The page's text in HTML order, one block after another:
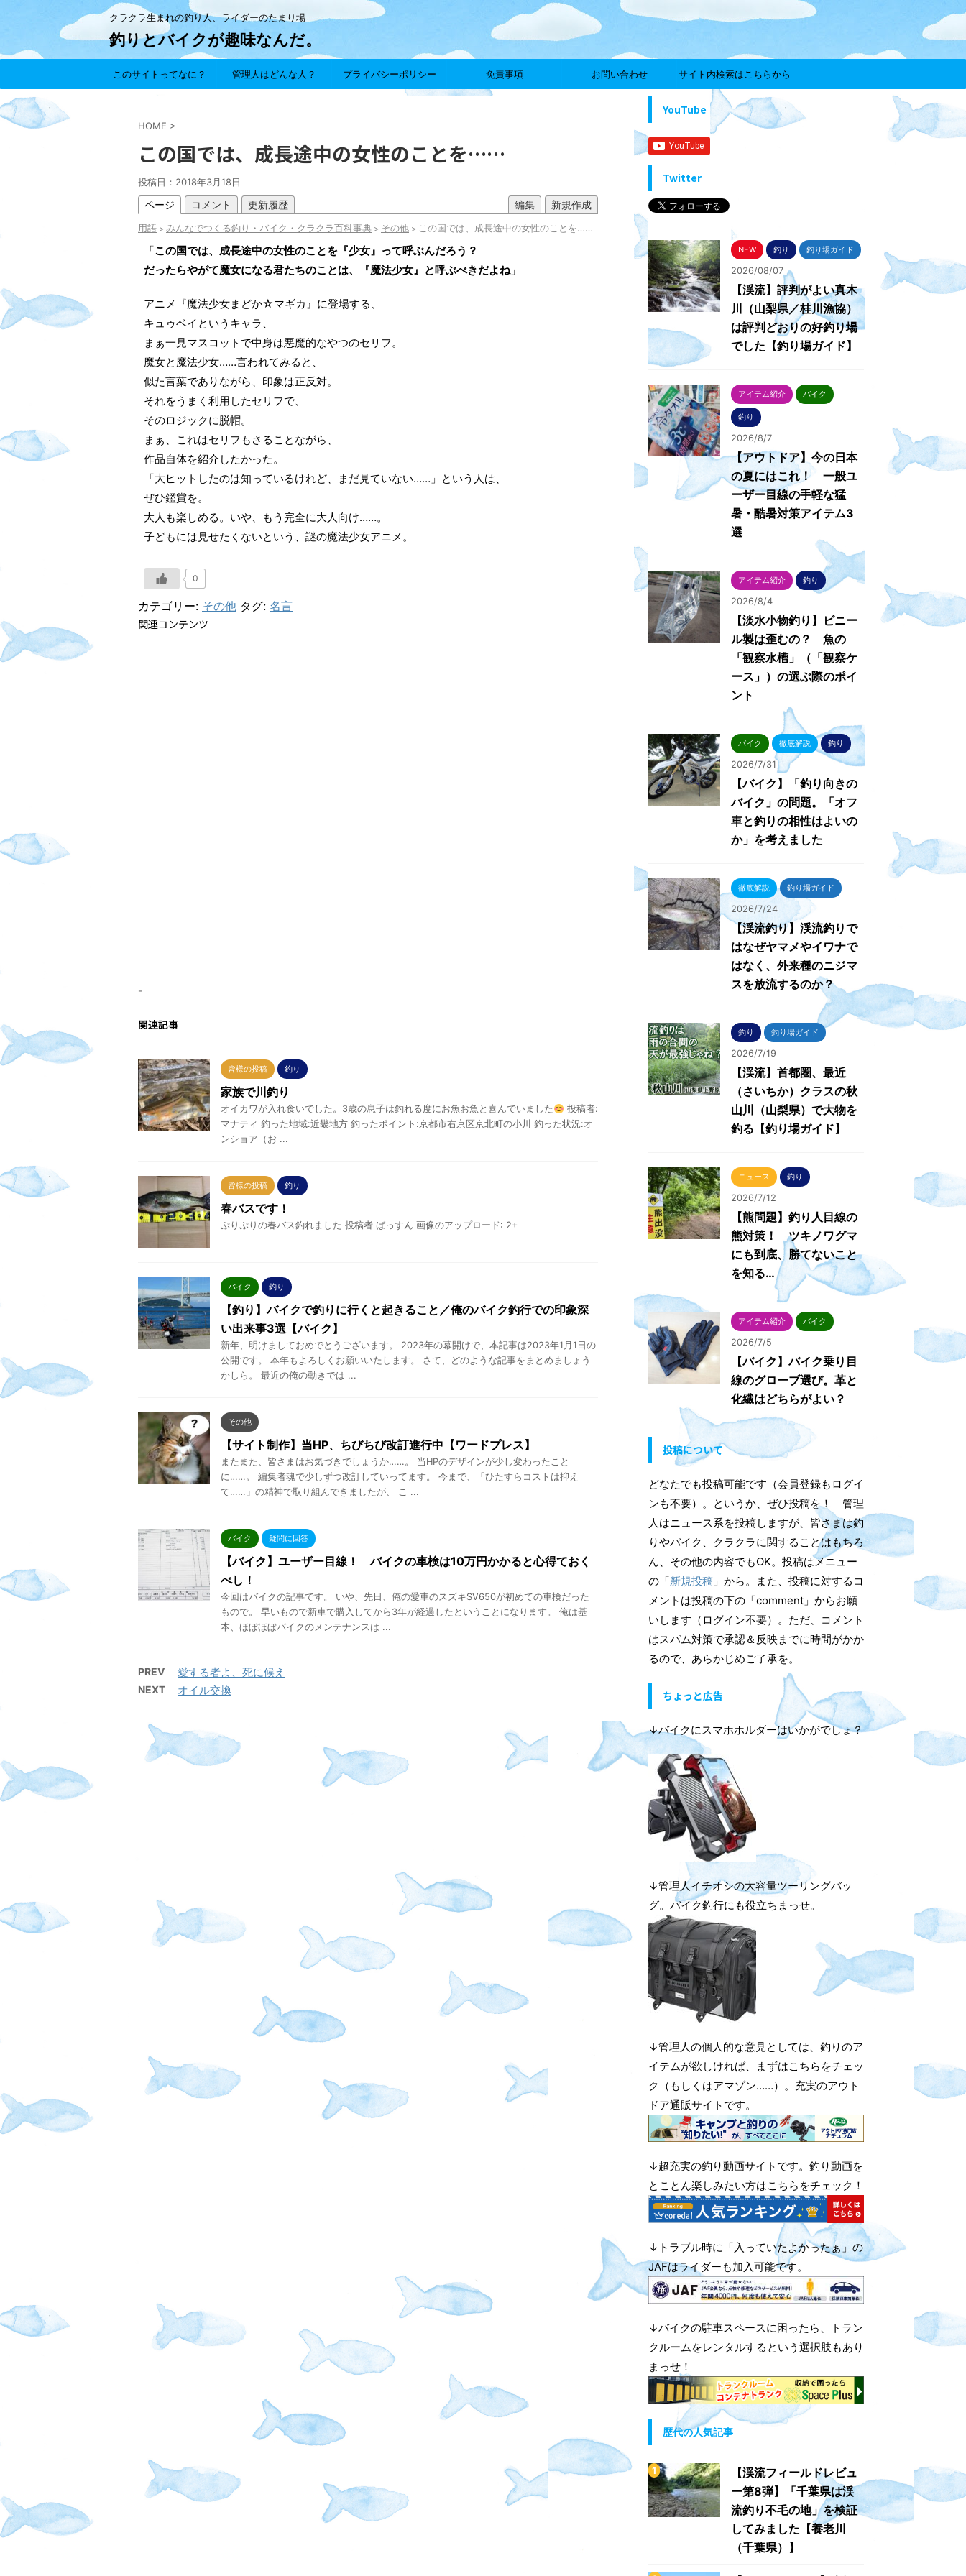
クラクラ生まれの釣り人、ライダーのたまり場
釣りとバイクが趣味なんだ。
このサイトってなに？ 管理人はどんな人？ プライバシーポリシー 免責事項 お問い合わせ サイト内検索はこちらから
HOME >
この国では、成長途中の女性のことを……
投稿日： 2018年3月18日
ページ コメント 更新履歴 編集 新規作成
用語 > みんなでつくる釣り・バイク・クラクラ百科事典 > その他 > この国では、成長途中の女性のことを……
「この国では、成長途中の女性のことを『少女』って呼ぶんだろう？
だったらやがて魔女になる君たちのことは、『魔法少女』と呼ぶべきだよね」
アニメ『魔法少女まどか☆マギカ』に登場する、
キュゥベイというキャラ、
まぁ一見マスコットで中身は悪魔的なやつのセリフ。
魔女と魔法少女……言われてみると、
似た言葉でありながら、印象は正反対。
それをうまく利用したセリフで、
そのロジックに脱帽。
まぁ、これはセリフもさることながら、
作品自体を紹介したかった。
「大ヒットしたのは知っているけれど、まだ見ていない……」という人は、
ぜひ鑑賞を。
大人も楽しめる。いや、もう完全に大人向け……。
子どもには見せたくないという、謎の魔法少女アニメ。
0
カテゴリー: その他 タグ: 名言
関連コンテンツ
-
関連記事
皆様の投稿 釣り
家族で川釣り
オイカワが入れ食いでした。3歳の息子は釣れる度にお魚お魚と喜んでいました
投稿者:
マナティ 釣った地域:近畿地方 釣ったポイント:京都市右京区京北町の小川 釣った状況:オ
ンショア（お ...
皆様の投稿 釣り
春バスです！
ぷりぷりの春バス釣れました 投稿者 ばっすん 画像のアップロード: 2+
バイク 釣り
【釣り】バイクで釣りに行くと起きること／俺のバイク釣行での印象深
い出来事3選【バイク】
新年、明けましておめでとうございます。 2023年の幕開けで、本記事は2023年1月1日の
公開です。 本年もよろしくお願いいたします。 さて、どのような記事をまとめましょう
かしら。 最近の俺の動きでは ...
その他
【サイト制作】当HP、ちびちび改訂進行中【ワードプレス】
またまた、皆さまはお気づきでしょうか……。 当HPのデザインが少し変わったこと
に……。 編集者魂で少しずつ改訂していってます。 今まで、「ひたすらコストは抑え
て……」の精神で取り組んできましたが、 こ ...
バイク 疑問に回答
【バイク】ユーザー目線！ バイクの車検は10万円かかると心得ておく
べし！
今回はバイクの記事です。 いや、先日、俺の愛車のスズキSV650が初めての車検だった
もので。 早いもので新車で購入してから3年が経過したということになります。 俺は基
本、ほぼほぼバイクのメンテナンスは ...
PREV 愛する者よ、死に候え
NEXT オイル交換
YouTube
Twitter
NEW 釣り 釣り場ガイド
2026/08/07
【渓流】評判がよい真木
川（山梨県／桂川漁協）
は評判どおりの好釣り場
でした【釣り場ガイド】
アイテム紹介 バイク
釣り
2026/8/7
【アウトドア】今の日本
の夏にはこれ！ 一般ユ
ーザー目線の手軽な猛
暑・酷暑対策アイテム3
選
アイテム紹介 釣り
2026/8/4
【淡水小物釣り】ビニー
ル製は歪むの？ 魚の
「観察水槽」（「観察ケ
ース」）の選ぶ際のポイ
ント
バイク 徹底解説 釣り
2026/7/31
【バイク】「釣り向きの
バイク」の問題。「オフ
車と釣りの相性はよいの
か」を考えました
徹底解説 釣り場ガイド
2026/7/24
【渓流釣り】渓流釣りで
はなぜヤマメやイワナで
はなく、外来種のニジマ
スを放流するのか？
釣り 釣り場ガイド
2026/7/19
【渓流】首都圏、最近
（さいちか）クラスの秋
山川（山梨県）で大物を
釣る【釣り場ガイド】
ニュース 釣り
2026/7/12
【熊問題】釣り人目線の
熊対策！ ツキノワグマ
にも到底、勝てないこと
を知る…
アイテム紹介 バイク
2026/7/5
【バイク】バイク乗り目
線のグローブ選び。革と
化繊はどちらがよい？
投稿について
どなたでも投稿可能です（会員登録もログイ
ンも不要）。というか、ぜひ投稿を！ 管理
人はニュース系を投稿しますが、皆さまは釣
りやバイク、クラクラに関することはもちろ
ん、その他の内容でもOK。投稿はメニュー
の「新規投稿 」から。また、投稿に対するコ
メントは投稿の下の「comment」からお願
いします（ログイン不要）。ただ、コメント
はスパム対策で承認＆反映までに時間がかか
るので、あらかじめご了承を。
ちょっと広告
↓バイクにスマホホルダーはいかがでしょ？
↓管理人イチオシの大容量ツーリングバッ
グ。バイク釣行にも役立ちまっせ。
↓管理人の個人的な意見としては、釣りのア
イテムが欲しければ、まずはこちらをチェッ
ク（もしくはアマゾン……）。充実のアウト
ドア通販サイトです。
↓超充実の釣り動画サイトです。釣り動画を
とことん楽しみたい方はこちらをチェック！
↓トラブル時に「入っていたよかったぁ」の
JAFはライダーも加入可能です。
↓バイクの駐車スペースに困ったら、トラン
クルームをレンタルするという選択肢もあり
まっせ！
歴代の人気記事
【渓流フィールドレビュ
ー第8弾】「千葉県は渓
流釣り不毛の地」を検証
してみました【養老川
（千葉県）】